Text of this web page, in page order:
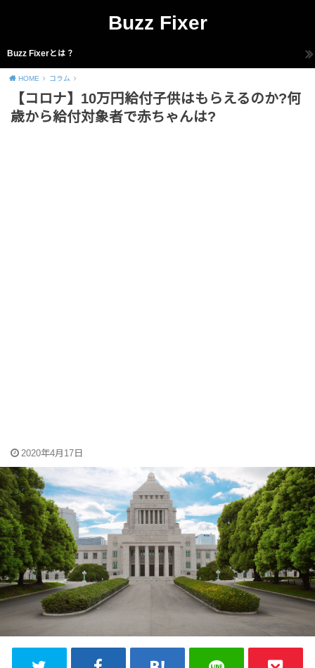
Buzz Fixer
Buzz Fixerとは？
HOME コラム
【コロナ】10万円給付子供はもらえるのか?何
歳から給付対象者で赤ちゃんは?
2020年4月17日